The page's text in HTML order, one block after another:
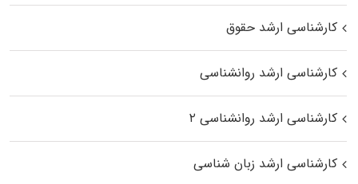
کارشناسی ارشد حقوق
کارشناسی ارشد روانشناسی
کارشناسی ارشد روانشناسی ۲
کارشناسی ارشد زبان شناسی